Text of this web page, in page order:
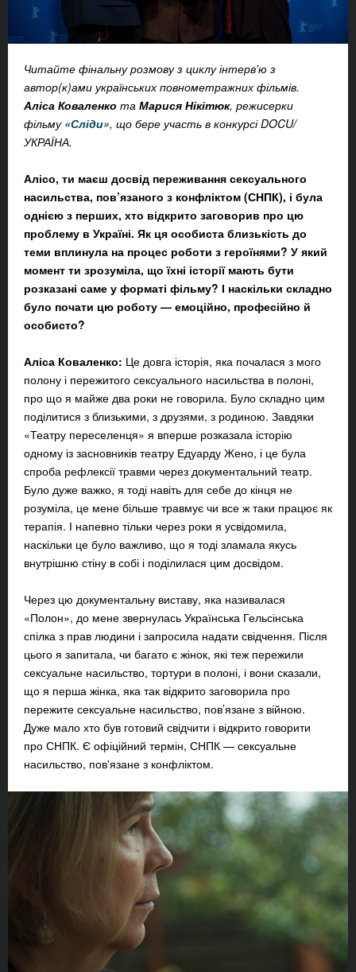
Читайте фінальну розмову з циклуінтерв'ю з
автор(к)ами українських повнометражних фільмів.
Аліса Коваленко та Марися Нікітюк, режисерки
фільму «Сліди», що бере участь в конкурсі DOCU/
УКРАЇНА.
Алісо, ти маєш досвід переживання сексуального
насильства, пов’язаного з конфліктом (СНПК), і була
однією з перших, хто відкрито заговорив про цю
проблему в Україні. Як ця особиста близькість до
теми вплинула на процес роботи з героїнями? У який
момент ти зрозуміла, що їхні історії мають бути
розказані саме у форматі фільму? І наскільки складно
було почати цю роботу — емоційно, професійно й
особисто?
Аліса Коваленко: Це довга історія, яка почалася з мого
полону і пережитого сексуального насильства в полоні,
про що я майже два роки не говорила. Було складно цим
поділитися з близькими, з друзями, з родиною. Завдяки
«Театру переселенця» я вперше розказала історію
одному із засновників театру Едуарду Жено, і це була
спроба рефлексії травми через документальний театр.
Було дуже важко, я тоді навіть для себе до кінця не
розуміла, це мене більше травмує чи все ж таки працює як
терапія. І напевно тільки через роки я усвідомила,
наскільки це було важливо, що я тоді зламала якусь
внутрішню стіну в собі і поділилася цим досвідом.
Через цю документальну виставу, яка називалася
«Полон», до мене звернулась Українська Гельсінська
спілка з прав людини і запросила надати свідчення. Після
цього я запитала, чи багато є жінок, які теж пережили
сексуальне насильство, тортури в полоні, і вони сказали,
що я перша жінка, яка так відкрито заговорила про
пережите сексуальне насильство, пов’язане з війною.
Дуже мало хто був готовий свідчити і відкрито говорити
про СНПК. Є офіційний термін, СНПК — сексуальне
насильство, пов'язане з конфліктом.